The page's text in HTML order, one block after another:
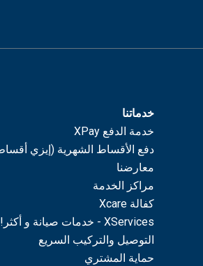
خدماتنا
خدمة الدفع XPay
دفع الأقساط الشهرية (إيزي
معارضنا
مراكز الخدمة
كفالة Xcare
XServices - خدمات صيانة و أكثر!
التوصيل والتركيب السريع
حماية المشتري